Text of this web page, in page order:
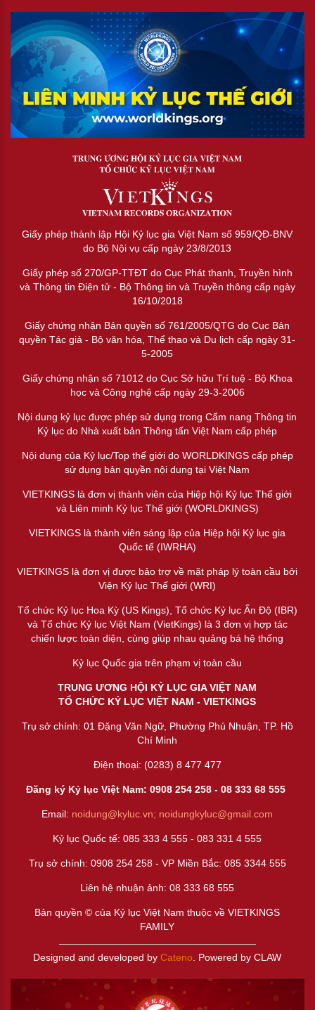
Giấy phép thành lập Hội Kỷ lục gia Việt Nam số 959/QĐ-BNV
do Bộ Nội vụ cấp ngày 23/8/2013
Giấy phép số 270/GP-TTĐT do Cục Phát thanh, Truyền hình
và Thông tin Điện tử - Bộ Thông tin và Truyền thông cấp ngày
16/10/2018
Giấy chứng nhận Bản quyền số 761/2005/QTG do Cục Bản
quyền Tác giả - Bộ văn hóa, Thể thao và Du lịch cấp ngày 31-
5-2005
Giấy chứng nhận số 71012 do Cục Sở hữu Trí tuệ - Bộ Khoa
học và Công nghệ cấp ngày 29-3-2006
Nội dung kỷ lục được phép sử dụng trong Cẩm nang Thông tin
Kỷ lục do Nhà xuất bản Thông tấn Việt Nam cấp phép
Nội dung của Kỷ lục/Top thế giới do WORLDKINGS cấp phép
sử dụng bản quyền nội dung tại Việt Nam
VIETKINGS là đơn vị thành viên của Hiệp hội Kỷ lục Thế giới
và Liên minh Kỷ lục Thế giới (WORLDKINGS)
VIETKINGS là thành viên sáng lập của Hiệp hội Kỷ lục gia
Quốc tế (IWRHA)
VIETKINGS là đơn vị được bảo trợ về mặt pháp lý toàn cầu bởi
Viện Kỷ lục Thế giới (WRI)
Tổ chức Kỷ lục Hoa Kỳ (US Kings), Tổ chức Kỷ lục Ấn Độ (IBR)
và Tổ chức Kỷ lục Việt Nam (VietKings) là 3 đơn vị hợp tác
chiến lược toàn diện, cùng giúp nhau quảng bá hệ thống
Kỷ lục Quốc gia trên phạm vị toàn cầu
TRUNG ƯƠNG HỘI KỶ LỤC GIA VIỆT NAM
TỔ CHỨC KỶ LỤC VIỆT NAM - VIETKINGS
Trụ sở chính: 01 Đặng Văn Ngữ, Phường Phú Nhuận, TP. Hồ
Chí Minh
Điện thoại: (0283) 8 477 477
Đăng ký Kỷ lục Việt Nam: 0908 254 258 -08 333 68 555
Email: noidung@kyluc.vn; noidungkyluc@gmail.com
Kỷ lục Quốc tế: 085 333 4 555 - 083 331 4 555
Trụ sở chính: 0908 254 258 - VP Miền Bắc: 085 3344 555
Liên hệ nhuận ảnh:08 333 68 555
Bản quyền © của Kỷ lục Việt Nam thuộc về VIETKINGS
FAMILY
Designed and developed byCateno. Powered by CLAW